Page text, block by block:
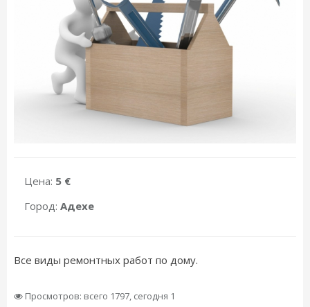
Цена: 5 €
Город: Адехе
Все виды ремонтных работ по дому.
Просмотров: всего 1797, сегодня 1